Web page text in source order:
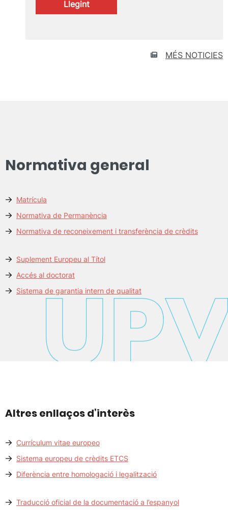
Llegint:
Captació
MÉS NOTICIES
Normativa general
Matrícula
Normativa de Permanència
Normativa de reconeixement i transferència de crèdits
Suplement Europeu al Títol
Accés al doctorat
Sistema de garantia intern de qualitat
Altres enllaços d’interès
Currículum vitae europeo
Sistema europeu de crèdits ETCS
Diferència entre homologació i legalització
Traducció oficial de la documentació a l’espanyol